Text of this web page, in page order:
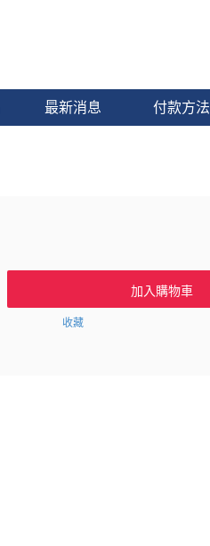
最新消息 付款方法
加入購物車
收藏